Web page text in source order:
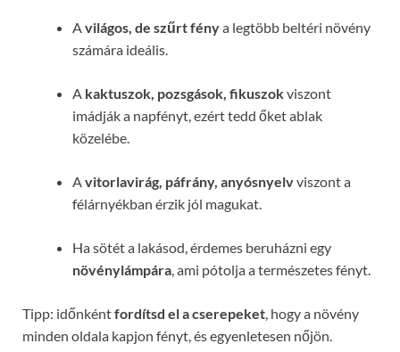
Avilágos, de szűrt fénya legtöbb beltéri növény
számára ideális.
A kaktuszok, pozsgások, fikuszokviszont
imádják a napfényt, ezért tedd őket ablak
közelébe.
Avitorlavirág, páfrány, anyósnyelvviszont a
félárnyékban érzik jól magukat.
Ha sötét a lakásod, érdemes beruházni egy
növénylámpára, ami pótolja a természetes fényt.
Tipp: időnkéntfordítsd el a cserepeket, hogy a növény
minden oldala kapjon fényt, és egyenletesen nőjön.